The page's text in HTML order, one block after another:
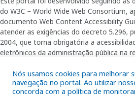
Nós usamos cookies para melhorar
navegação no portal. Ao utilizar
concorda com a política de
do W3C – World Wide Web Consortium,
documento Web Content Accessibility
atender as exigências do decreto 5.296,
2004, que torna obrigatória a
eletrônicos da administração pública na
garantindo-lhes o pleno acesso aos
Além de validações automáticas, foram